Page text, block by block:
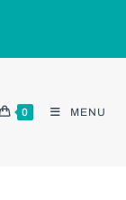
0 MENU